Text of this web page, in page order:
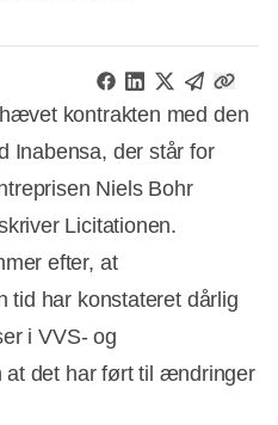
kontrakten med den
Inabensa, der står for
Niels Bohr
Licitationen.
efter, at
tid har konstateret dårlig
i VVS- og
at det har ført til ændringer